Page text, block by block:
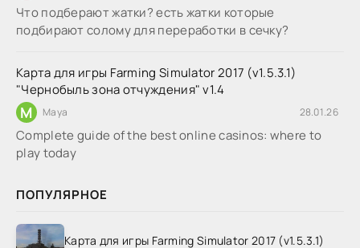
Что подберают жатки? есть жатки которые
подбирают солому для переработки в сечку?
Карта для игры Farming Simulator 2017 (v1.5.3.1)
"Чернобыль зона отчуждения" v1.4
M Maya 28.01.26
Complete guide of the best online casinos: where to
play today
ПОПУЛЯРНОЕ
Карта для игры Farming Simulator 2017 (v1.5.3.1)